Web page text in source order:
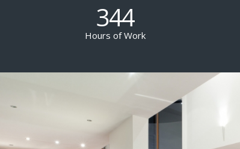
344
Hours of Work